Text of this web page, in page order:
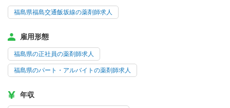
福島県福島交通飯坂線の薬剤師求人
雇用形態
福島県の正社員の薬剤師求人
福島県のパート・アルバイトの薬剤師求人
年収